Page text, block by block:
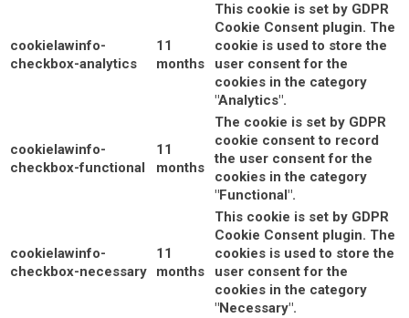
cookielawinfo-
checkbox-analytics
11
months
This cookie is set by GDPR
Cookie Consent plugin. The
cookie is used to store the
user consent for the
cookies in the category
"Analytics".
cookielawinfo-
checkbox-functional
11
months
The cookie is set by GDPR
cookie consent to record
the user consent for the
cookies in the category
"Functional".
cookielawinfo-
checkbox-necessary
11
months
This cookie is set by GDPR
Cookie Consent plugin. The
cookies is used to store the
user consent for the
cookies in the category
"Necessary".